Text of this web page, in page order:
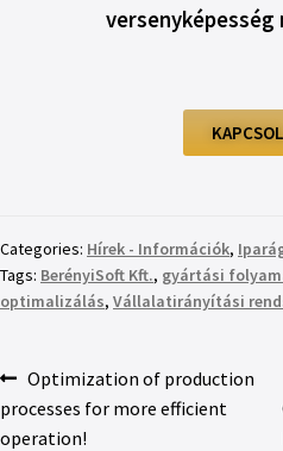
versenyképesség
Categories: Hírek - Információk,
Tags: BerényiSoft Kft., gyártási
optimalizálás, Vállalatirányítási
Optimization of production
processes for more efficient
operation!